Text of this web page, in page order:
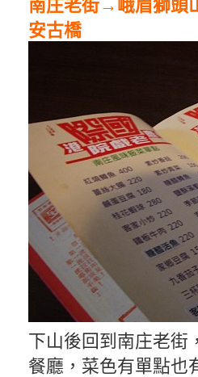
南庄老街→峨眉獅頭
安古橋
下山後回到南庄老街
餐廳，菜色有單點也